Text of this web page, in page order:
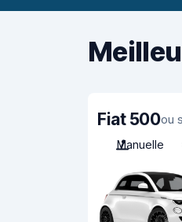
Fiat 500ou
Manuelle